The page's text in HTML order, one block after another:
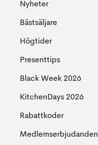
Nyheter
Bästsäljare
Högtider
Presenttips
Black Week 2026
KitchenDays 2026
Rabattkoder
Medlemserbjudanden